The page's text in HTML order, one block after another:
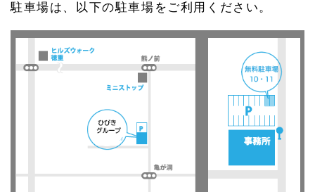
駐車場は、以下の駐車場をご利用ください。